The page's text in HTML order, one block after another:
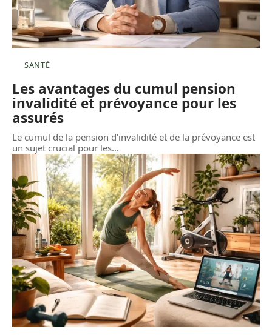
SANTÉ
Les avantages du cumul pension
invalidité et prévoyance pour les
assurés
Le cumul de la pension d'invalidité et de la prévoyance est
un sujet crucial pour les…